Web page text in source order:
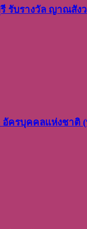
รับรางวัล ญาณสั
อัครบุคคลแห่งชา